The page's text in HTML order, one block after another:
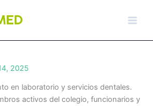
2025
en laboratorio y servicios dentales.
activos del colegio, funcionarios y